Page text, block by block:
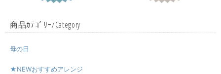
商品ｶﾃｺﾞﾘｰ/Category
母の日
★NEWおすすめアレンジ